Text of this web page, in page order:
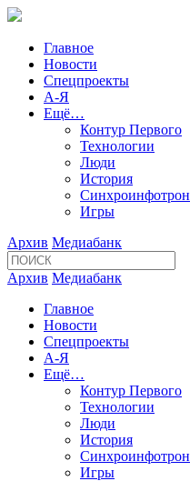
Главное
Новости
Спецпроекты
А-Я
Ещё…
Контур Первого
Технологии
Люди
История
Синхроинфотрон
Игры
Архив Медиабанк
Архив Медиабанк
Главное
Новости
Спецпроекты
А-Я
Ещё…
Контур Первого
Технологии
Люди
История
Синхроинфотрон
Игры